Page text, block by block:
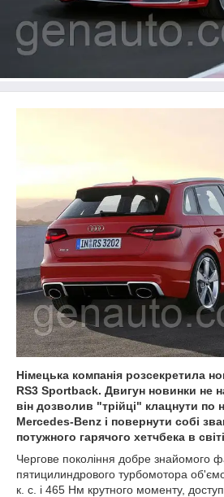
Німецька компанія розсекретила
RS3 Sportback. Двигун новинки не
він дозволив "трійці" клацнути по
Mercedes-Benz і повернути собі
потужного гарячого хетчбека в
Чергове покоління добре знайомого
пятицилиндрового турбомотора
к. с. і 465 Нм крутного моменту,